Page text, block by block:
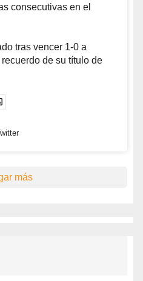
consecutivas en el
tras vencer 1-0 a
de su título de
más